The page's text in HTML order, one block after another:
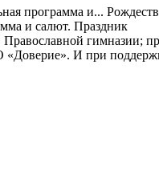
программа и...
и салют. Праздник
гимназии;
«Доверие». И при